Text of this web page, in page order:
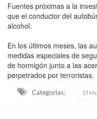
Fuentes próximas a la
que el conductor del
alcohol.
En los últimos meses, las
medidas especiales de
de hormigón junto a las
perpetrados por terroristas.
Categorias: El